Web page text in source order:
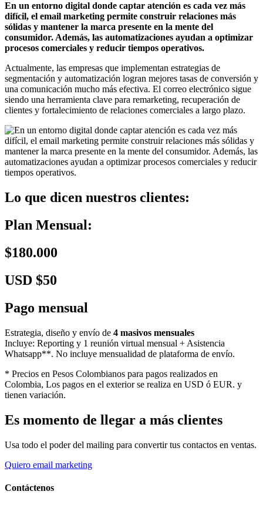
En un entorno digital donde captar atención es cada vez más
difícil, el email marketing permite construir relaciones más
sólidas y mantener la marca presente en la mente del
consumidor. Además, las automatizaciones ayudan a optimizar
procesos comerciales y reducir tiempos operativos.
Actualmente, las empresas que implementan estrategias de
segmentación y automatización logran mejores tasas de conversión y
una comunicación mucho más efectiva. El correo electrónico sigue
siendo una herramienta clave para remarketing, recuperación de
clientes y fortalecimiento de relaciones comerciales a largo plazo.
Lo que dicen nuestros clientes:
Plan Mensual:
$180.000
USD $50
Pago mensual
Estrategia, diseño y envío de 4 masivos mensuales
Incluye: Reporting y 1 reunión virtual mensual + Asistencia
Whatsapp**. No incluye mensualidad de plataforma de envío.
* Precios en Pesos Colombianos para pagos realizados en
Colombia, Los pagos en el exterior se realiza en USD ó EUR. y
tienen variación.
Es momento de llegar a más clientes
Usa todo el poder del mailing para convertir tus contactos en ventas.
Quiero email marketing
Contáctenos